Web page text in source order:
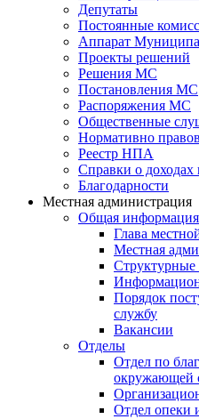
Депутаты
Постоянные
Аппарат
Проекты решений
Решения МС
Постановления МС
Распоряжения МС
Общественные
Нормативно
Реестр НПА
Справки о доходах
Благодарности
Местная администрация
Общая информация
Глава
Местная
Порядок
службу
Вакансии
Отделы
Отдел по
окружающей
Отдел опеки